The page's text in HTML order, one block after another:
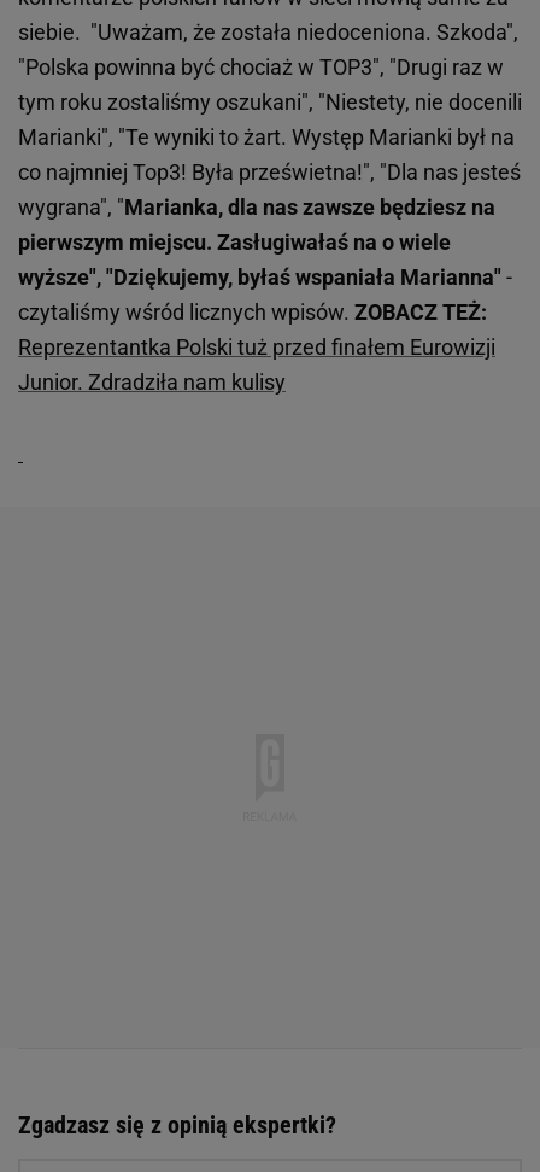
siebie. "Uważam, że została niedoceniona. Szkoda",
"Polska powinna być chociaż w TOP3", "Drugi raz w
tym roku zostaliśmy oszukani", "Niestety, nie docenili
Marianki", "Te wyniki to żart. Występ Marianki był na
co najmniej Top3! Była prześwietna!", "Dla nas jesteś
wygrana", "Marianka, dla nas zawsze będziesz na
pierwszym miejscu. Zasługiwałaś na o wiele
wyższe", "Dziękujemy, byłaś wspaniała Marianna" -
czytaliśmy wśród licznych wpisów. ZOBACZ TEŻ:
Reprezentantka Polski tuż przed finałem Eurowizji
Junior. Zdradziła nam kulisy
Zgadzasz się z opinią ekspertki?